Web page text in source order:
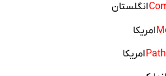
انگلستان
امریکا
امریکا